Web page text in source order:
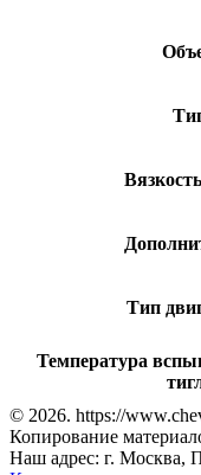
Тип
Температура
© 2026. https://
Копирование
Наш адрес: г. Москва,